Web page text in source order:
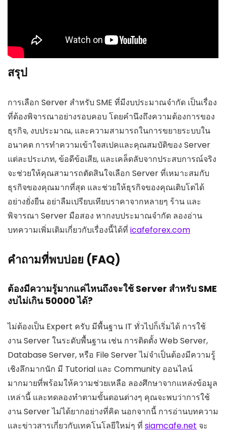
สรุป
การเลือก Server สำหรับ SME ที่มีงบประมาณจำกัด เป็นเรื่อง
ที่ต้องพิจารณาอย่างรอบคอบ โดยคำนึงถึงความต้องการของ
ธุรกิจ, งบประมาณ, และความสามารถในการขยายระบบใน
อนาคต การทำความเข้าใจสเปคและคุณสมบัติของ Server
แต่ละประเภท, ข้อดีข้อเสีย, และเคล็ดลับจากประสบการณ์จริง
จะช่วยให้คุณสามารถตัดสินใจเลือก Server ที่เหมาะสมกับ
ธุรกิจของคุณมากที่สุด และช่วยให้ธุรกิจของคุณเติบโตได้
อย่างยั่งยืน อย่าลืมเปรียบเทียบราคาจากหลายๆ ร้าน และ
พิจารณา Server มือสอง หากงบประมาณจำกัด ลองอ่าน
บทความเพิ่มเติมเกี่ยวกับเรื่องนี้ได้ที่ icafeforex.com
คำถามที่พบบ่อย (FAQ)
ต้องมีความรู้มากแค่ไหนถึงจะใช้ Server สำหรับ SME
งบไม่เกิน 50000 ได้?
ไม่ต้องเป็น Expert ครับ มีพื้นฐาน IT ทั่วไปก็เริ่มได้ การใช้
งาน Server ในระดับพื้นฐาน เช่น การติดตั้ง Web Server,
Database Server, หรือ File Server ไม่จำเป็นต้องมีความรู้
เชิงลึกมากนัก มี Tutorial และ Community ออนไลน์
มากมายที่พร้อมให้ความช่วยเหลือ ลองศึกษาจากแหล่งข้อมูล
เหล่านี้ และทดลองทำตามขั้นตอนต่างๆ คุณจะพบว่าการใช้
งาน Server ไม่ได้ยากอย่างที่คิด นอกจากนี้ การอ่านบทความ
และข่าวสารเกี่ยวกับเทคโนโลยีใหม่ๆ ที่ siamcafe.net จะ